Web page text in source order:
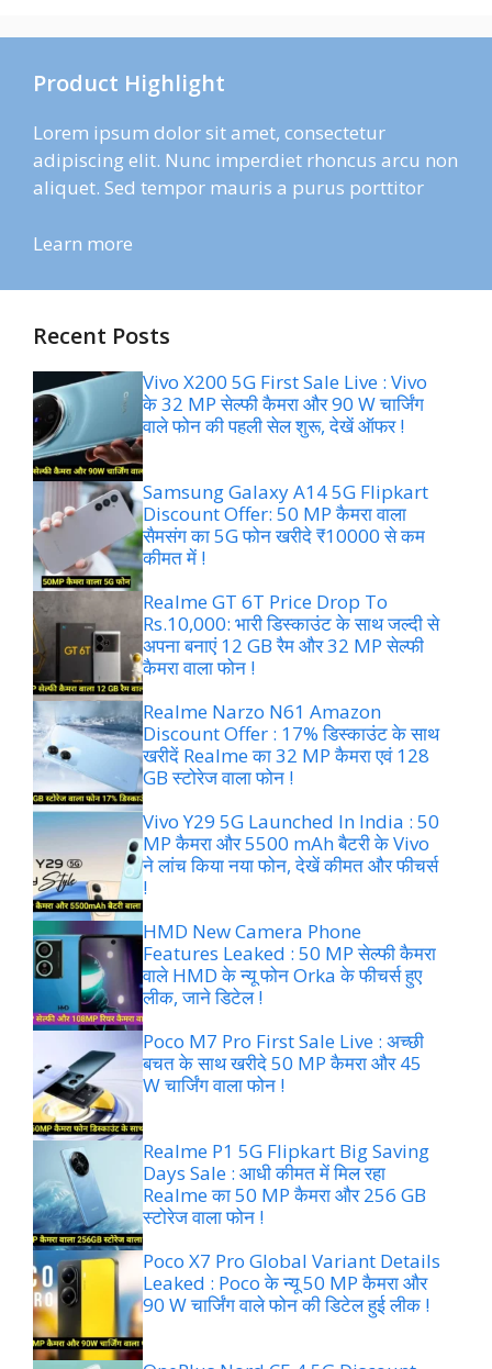
Product Highlight
Lorem ipsum dolor sit amet, consectetur
adipiscing elit. Nunc imperdiet rhoncus arcu non
aliquet. Sed tempor mauris a purus porttitor
Learn more
Recent Posts
Vivo X200 5G First Sale Live : Vivo
के 32 MP सेल्फी कैमरा और 90 W चार्जिंग
वाले फोन की पहली सेल शुरू, देखें ऑफर !
Samsung Galaxy A14 5G Flipkart
Discount Offer: 50 MP कैमरा वाला
सैमसंग का 5G फोन खरीदे ₹10000 से कम
कीमत में !
Realme GT 6T Price Drop To
Rs.10,000: भारी डिस्काउंट के साथ जल्दी से
अपना बनाएं 12 GB रैम और 32 MP सेल्फी
कैमरा वाला फोन !
Realme Narzo N61 Amazon
Discount Offer : 17% डिस्काउंट के साथ
खरीदें Realme का 32 MP कैमरा एवं 128
GB स्टोरेज वाला फोन !
Vivo Y29 5G Launched In India : 50
MP कैमरा और 5500 mAh बैटरी के Vivo
ने लांच किया नया फोन, देखें कीमत और फीचर्स
!
HMD New Camera Phone
Features Leaked : 50 MP सेल्फी कैमरा
वाले HMD के न्यू फोन Orka के फीचर्स हुए
लीक, जाने डिटेल !
Poco M7 Pro First Sale Live : अच्छी
बचत के साथ खरीदे 50 MP कैमरा और 45
W चार्जिंग वाला फोन !
Realme P1 5G Flipkart Big Saving
Days Sale : आधी कीमत में मिल रहा
Realme का 50 MP कैमरा और 256 GB
स्टोरेज वाला फोन !
Poco X7 Pro Global Variant Details
Leaked : Poco के न्यू 50 MP कैमरा और
90 W चार्जिंग वाले फोन की डिटेल हुई लीक !